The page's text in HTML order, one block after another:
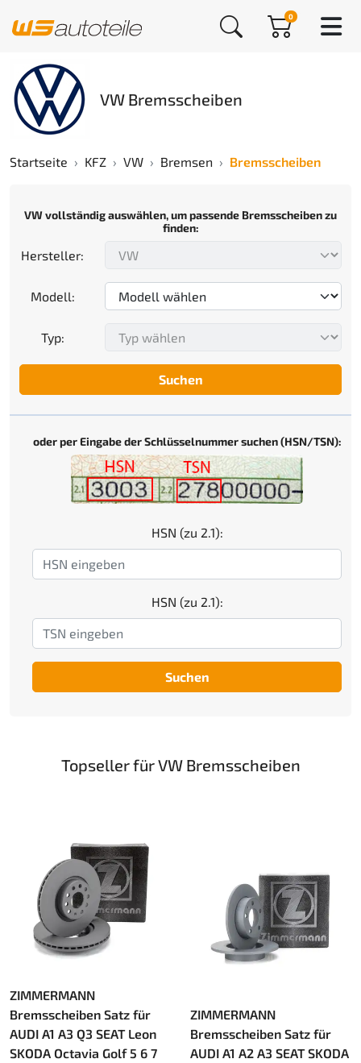
0
VW Bremsscheiben
Startseite KFZ VW Bremsen Bremsscheiben
VW vollständig auswählen, um passende Bremsscheiben zu
finden:
Hersteller:
Modell:
Typ:
Suchen
oder per Eingabe der Schlüsselnummer suchen (HSN/TSN):
HSN (zu 2.1):
HSN (zu 2.1):
Suchen
Topseller für VW Bremsscheiben
ZIMMERMANN
Bremsscheiben Satz für
AUDI A1 A3 Q3 SEAT Leon
SKODA Octavia Golf 5 6 7
ZIMMERMANN
Bremsscheiben Satz für
AUDI A1 A2 A3 SEAT SKODA